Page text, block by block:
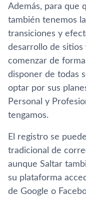
Además, para que
también tenemos
transiciones y
desarrollo de sitios
comenzar de
disponer de todas
optar por sus
Personal y
tengamos.
El registro se
tradicional de
aunque Saltar
su plataforma
de Google o